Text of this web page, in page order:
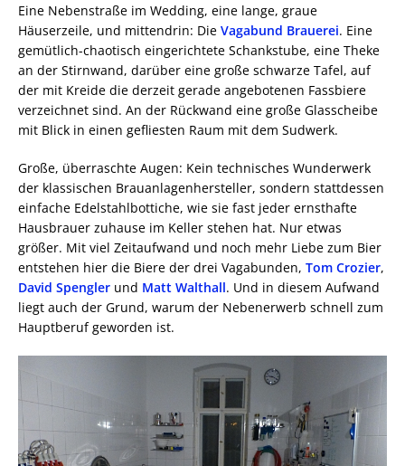
Eine Nebenstraße im Wedding, eine lange, graue
Häuserzeile, und mittendrin: Die Vagabund Brauerei. Eine
gemütlich-chaotisch eingerichtete Schankstube, eine Theke
an der Stirnwand, darüber eine große schwarze Tafel, auf
der mit Kreide die derzeit gerade angebotenen Fassbiere
verzeichnet sind. An der Rückwand eine große Glasscheibe
mit Blick in einen gefliesten Raum mit dem Sudwerk.
Große, überraschte Augen: Kein technisches Wunderwerk
der klassischen Brauanlagenhersteller, sondern stattdessen
einfache Edelstahlbottiche, wie sie fast jeder ernsthafte
Hausbrauer zuhause im Keller stehen hat. Nur etwas
größer. Mit viel Zeitaufwand und noch mehr Liebe zum Bier
entstehen hier die Biere der drei Vagabunden, Tom Crozier,
David Spengler und Matt Walthall. Und in diesem Aufwand
liegt auch der Grund, warum der Nebenerwerb schnell zum
Hauptberuf geworden ist.